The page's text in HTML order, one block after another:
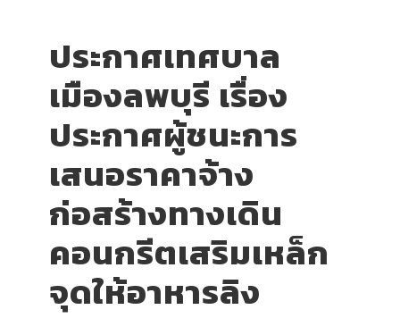
ประกาศเทศบาล
เมืองลพบุรี เรื่อง
ประกาศผู้ชนะการ
เสนอราคาจ้าง
ก่อสร้างทางเดิน
คอนกรีตเสริมเหล็ก
จุดให้อาหารลิง